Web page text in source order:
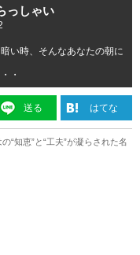
っしゃい
い時、そんなあなたの朝に
・
送る はてな
“知恵”と“工夫”が凝らされた名